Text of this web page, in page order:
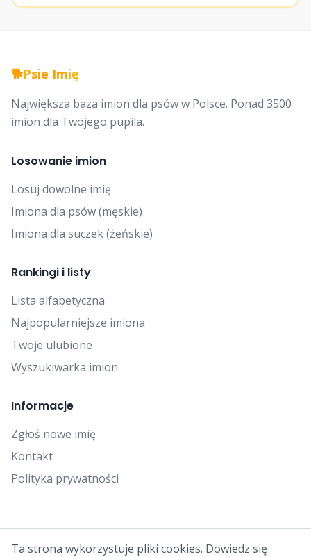
🐕Psie Imię
Największa baza imion dla psów w Polsce. Ponad 3500
imion dla Twojego pupila.
Losowanie imion
Losuj dowolne imię
Imiona dla psów (męskie)
Imiona dla suczek (żeńskie)
Rankingi i listy
Lista alfabetyczna
Najpopularniejsze imiona
Twoje ulubione
Wyszukiwarka imion
Informacje
Zgłoś nowe imię
Kontakt
Polityka prywatności
© 2025 Falcon Bytes. Wszelkie prawa zastrzeżone.
Ta strona wykorzystuje pliki cookies. Dowiedz się